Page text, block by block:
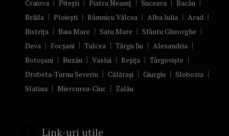
Craiova
Pitești Piatra Neamț Suceava
Bacău
Brăila
Ploiești Râmnicu Vâlcea Alba Iulia
Arad
Bistrița
Baia Mare Satu Mare
Sfântu Gheorghe
Deva
Focșani Tulcea Târgu Jiu
Alexandria
Botoșani
Buzău Vaslui Reșița
Târgoviște
Drobeta-Turnu Severin
Călărași Giurgiu
Slobozia
Slatina
Miercurea-Ciuc Zalău
Link-uri utile